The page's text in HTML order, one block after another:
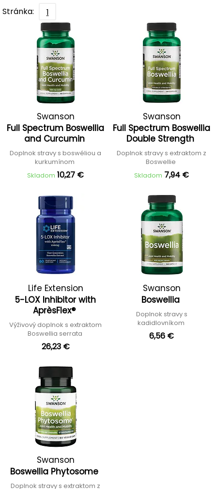
Stránka:
1
Swanson
Full Spectrum Boswellia
and Curcumin
Doplnok stravy s boswéliou a
kurkumínom
Skladom 10,27 €
Swanson
Full Spectrum Boswellia
Double Strength
Doplnok stravy s extraktom z
Boswellie
Skladom 7,94 €
Life Extension
5-LOX Inhibitor with
AprèsFlex®
Výživový doplnok s extraktom
Boswellia serrata
26,23 €
Swanson
Boswellia
Doplnok stravy s
kadidlovníkom
6,56 €
Swanson
Boswellia Phytosome
Doplnok stravy s extraktom z